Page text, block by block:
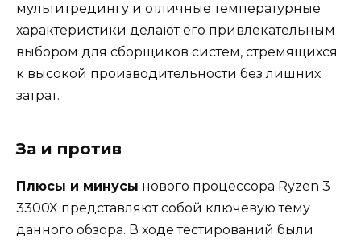
мультитредингу и отличные температурные
характеристики делают его привлекательным
выбором для сборщиков систем, стремящихся
к высокой производительности без лишних
затрат.
За и против
Плюсы и минусы нового процессора Ryzen 3
3300X представляют собой ключевую тему
данного обзора. В ходе тестирований были